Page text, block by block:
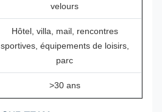
velours
Hôtel, villa, mail, rencontres
sportives, équipements de loisirs,
parc
>30 ans